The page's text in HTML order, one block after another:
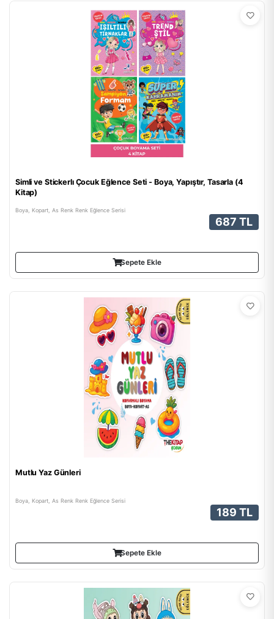
Simli ve Stickerlı Çocuk Eğlence Seti - Boya, Yapıştır, Tasarla (4
Kitap)
Boya, Kopart, As Renk Renk Eğlence Serisi
687 TL
Sepete Ekle
Mutlu Yaz Günleri
Boya, Kopart, As Renk Renk Eğlence Serisi
189 TL
Sepete Ekle